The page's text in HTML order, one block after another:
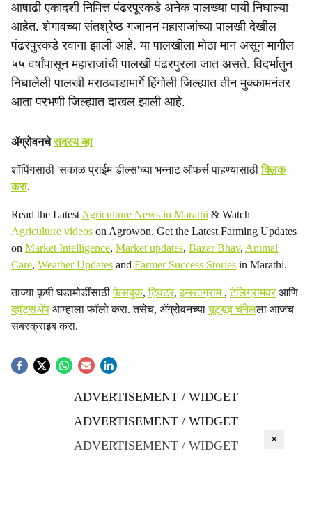
आषाढी एकादशी निमित्त पंढरपूरकडे अनेक पालख्या पायी निघाल्या
आहेत. शेगावच्या संतश्रेष्ठ गजानन महाराजांच्या पालखी देखील
पंढरपुरकडे रवाना झाली आहे. या पालखीला मोठा मान असून मागील
५५ वर्षांपासून महाराजांची पालखी पंढरपुरला जात असते. विदर्भातुन
निघालेली पालखी मराठवाडामार्गे हिंगोली जिल्ह्यात तीन मुक्कामनंतर
आता परभणी जिल्ह्यात दाखल झाली आहे.
ॲग्रोवनचेसदस्य व्हा
शॉपिंगसाठी 'सकाळ प्राईम डील्स'च्या भन्नाट ऑफर्स पाहण्यासाठीक्लिक
करा.
Read the Latest Agriculture News in Marathi & Watch
Agriculture videos on Agrowon. Get the Latest Farming Updates
on Market Intelligence, Market updates, Bazar Bhav, Animal
Care, Weather Updates and Farmer Success Stories in Marathi.
ताज्या कृषी घडामोडींसाठीफेसबुक,ट्विटर,इन्स्टाग्राम ,टेलिग्रामवरआणि
व्हॉट्सॲप आम्हाला फॉलो करा. तसेच, ॲग्रोवनच्यायूट्यूब चॅनेलला आजच
सबस्क्राइब करा.
ADVERTISEMENT / WIDGET
ADVERTISEMENT / WIDGET
ADVERTISEMENT / WIDGET
×